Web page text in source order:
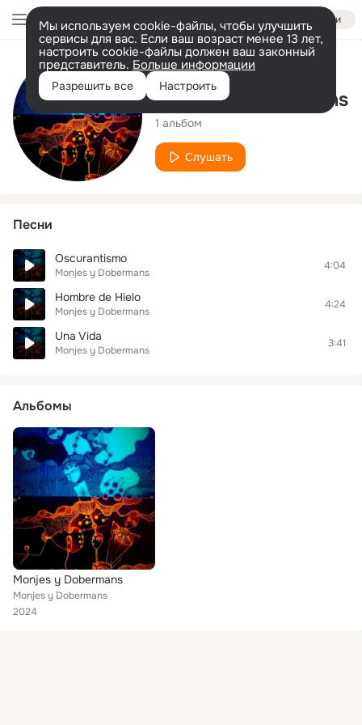
Войти
Мы используем cookie-файлы, чтобы улучшить
сервисы для вас. Если ваш возраст менее 13 лет,
настроить cookie-файлы должен ваш законный
представитель. Больше информации
Разрешить все Настроить
Исполнитель
Monjes y Dobermans
1 альбом
Слушать
Песни
Oscurantismo
Monjes y Dobermans
4:04
Hombre de Hielo
Monjes y Dobermans
4:24
Una Vida
Monjes y Dobermans
3:41
Альбомы
Monjes y Dobermans
Monjes y Dobermans
2024